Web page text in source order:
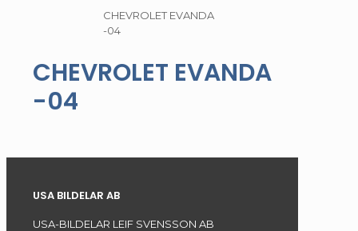
CHEVROLET EVANDA
-04
CHEVROLET EVANDA
-04
USA BILDELAR AB
USA-BILDELAR LEIF SVENSSON AB